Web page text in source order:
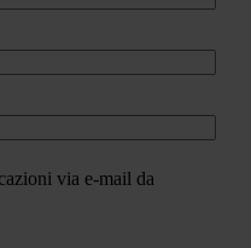
via e-mail da